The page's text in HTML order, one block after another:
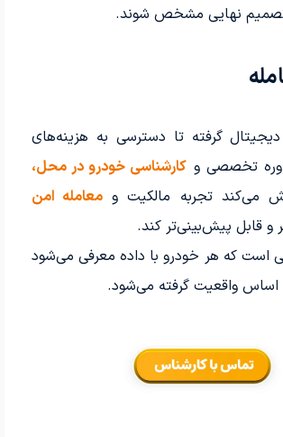
تصمیم نهایی مشخص شوند.
دیجیتال گرفته تا دسترسی به هزینه‌های
تخصصی و کارشناسی خودرو در محل،
می‌کند تجربه مالکیت و معامله امن
و قابل پیش‌بینی‌تر کند.
است که هر خودرو با داده معرفی می‌شود
اساس واقعیت گرفته می‌شود.